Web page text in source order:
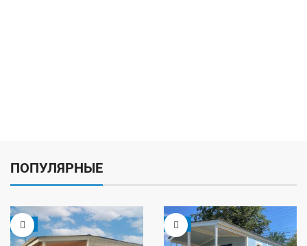
ПОПУЛЯРНЫЕ
-5% -9%